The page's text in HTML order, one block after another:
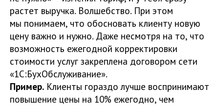
растет выручка. Волшебство. При этом
мы понимаем, что обосновать клиенту новую
цену важно и нужно. Даже несмотря на то, что
возможность ежегодной корректировки
стоимости услуг закреплена договором сети
«1С:БухОбслуживание».
Пример. Клиенты гораздо лучше воспринимают
повышение цены на 10% ежегодно, чем